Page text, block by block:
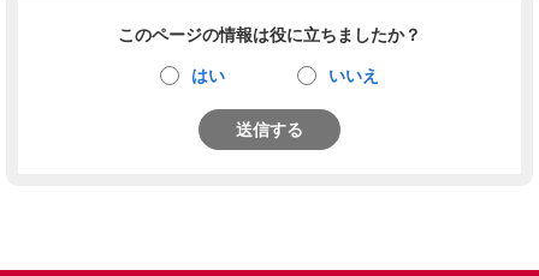
このページの情報は役に立ちましたか？
はい いいえ
送信する